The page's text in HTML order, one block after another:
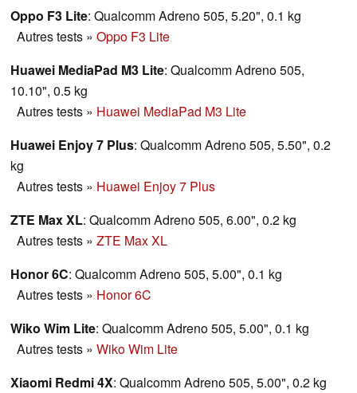
Oppo F3 Lite: Qualcomm Adreno 505, 5.20", 0.1 kg
Autres tests » Oppo F3 Lite
Huawei MediaPad M3 Lite: Qualcomm Adreno 505,
10.10", 0.5 kg
Autres tests » Huawei MediaPad M3 Lite
Huawei Enjoy 7 Plus: Qualcomm Adreno 505, 5.50", 0.2
kg
Autres tests » Huawei Enjoy 7 Plus
ZTE Max XL: Qualcomm Adreno 505, 6.00", 0.2 kg
Autres tests » ZTE Max XL
Honor 6C: Qualcomm Adreno 505, 5.00", 0.1 kg
Autres tests » Honor 6C
Wiko Wim Lite: Qualcomm Adreno 505, 5.00", 0.1 kg
Autres tests » Wiko Wim Lite
Xiaomi Redmi 4X: Qualcomm Adreno 505, 5.00", 0.2 kg